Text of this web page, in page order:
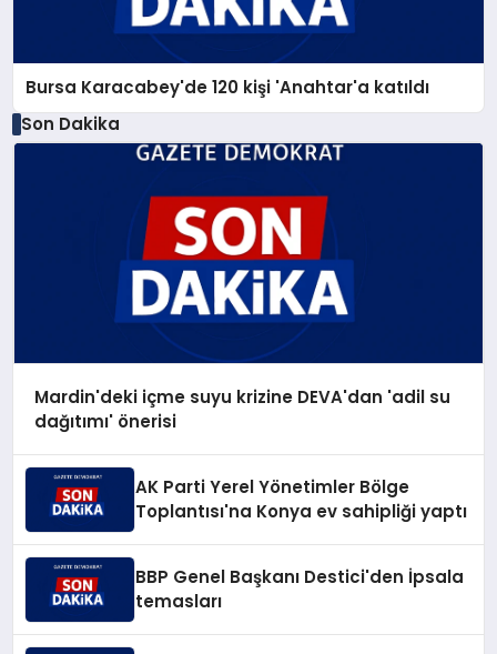
Bursa Karacabey'de 120 kişi 'Anahtar'a katıldı
Son Dakika
Mardin'deki içme suyu krizine DEVA'dan 'adil su
dağıtımı' önerisi
AK Parti Yerel Yönetimler Bölge
Toplantısı'na Konya ev sahipliği yaptı
BBP Genel Başkanı Destici'den İpsala
temasları